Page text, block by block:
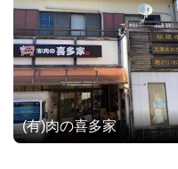
(有)肉の喜多家